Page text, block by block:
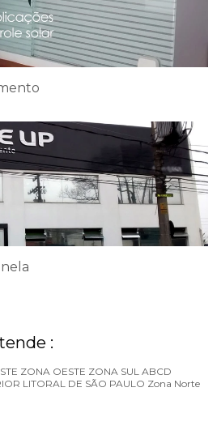
:
ZONA OESTE ZONA SUL ABCD
LITORAL DE SÃO PAULO Zona Norte